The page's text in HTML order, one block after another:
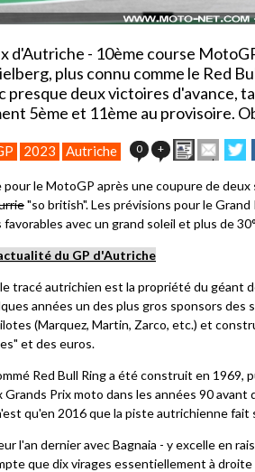
d'Autriche - 10ème course
plus connu comme le Red
presque deux victoires d'avance,
5ème et 11ème au provisoire.
2023 Autriche 0 + Imprimer
cet
à
un
ami
sur
le MotoGP après une coupure de
"so british". Les prévisions pour le
avec un grand soleil et plus de
du GP d'Autriche
tracé autrichien est la propriété du géant
années un des plus gros sponsors
(Marquez, Martin, Zarco, etc.) et
et des euros.
Red Bull Ring a été construit en 1969,
Grands Prix moto dans les années 90
qu'en 2016 que la piste autrichienne fait
l'an dernier avec Bagnaia - y excelle en
que dix virages essentiellement à